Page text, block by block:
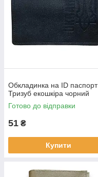
Обкладинка на ID паспорт
Тризуб екошкіра чорний
Готово до відправки
51 ₴
Купити